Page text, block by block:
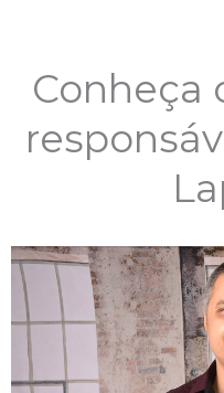
Conheça